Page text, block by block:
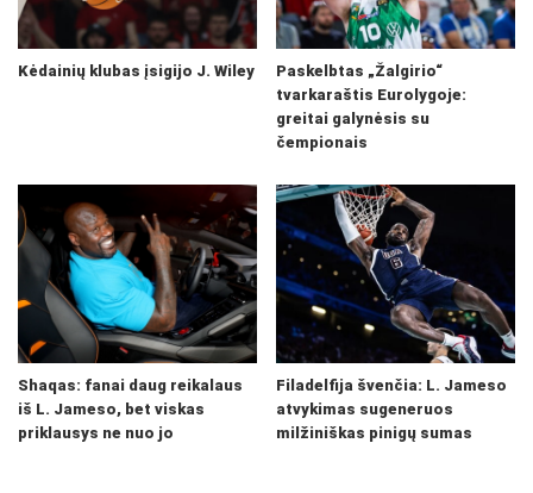
Kėdainių klubas įsigijo J. Wiley
Paskelbtas „Žalgirio“
tvarkaraštis Eurolygoje:
greitai galynėsis su
čempionais
Shaqas: fanai daug reikalaus
iš L. Jameso, bet viskas
priklausys ne nuo jo
Filadelfija švenčia: L. Jameso
atvykimas sugeneruos
milžiniškas pinigų sumas